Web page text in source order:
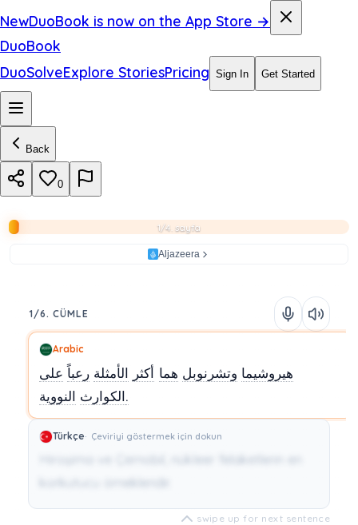
NewDuoBook is now on the App Store →
DuoBook
DuoSolveExplore StoriesPricing Sign In Get Started
Back
0
1/4. sayfa
Aljazeera
1/6. CÜMLE
Arabic
هيروشيما وتشرنوبل هما أكثر الأمثلة رعباً على
الكوارثالنووية.
Türkçe Çeviriyi göstermek için dokun
Hiroşima ve Çernobil, nükleer felaketlerin en
korkutucu örnekleridir.
swipe up for next sentence